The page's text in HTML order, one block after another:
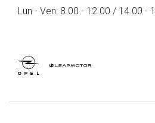
Lun - Ven: 8.00 - 12.00 / 14.00 -